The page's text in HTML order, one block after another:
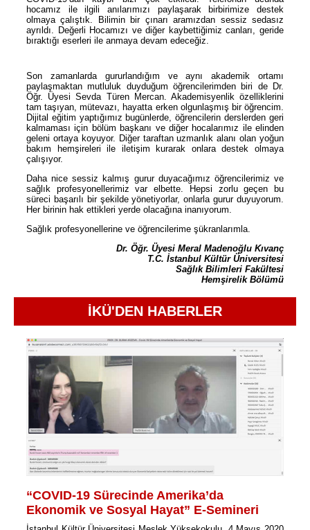
hocamız ile ilgili anılarımızı paylaşarak birbirimize destek
olmaya çalıştık. Bilimin bir çınarı aramızdan sessiz sedasız
ayrıldı. Değerli Hocamızı ve diğer kaybettiğimiz canları, geride
bıraktığı eserleri ile anmaya devam edeceğiz.
Son zamanlarda gururlandığım ve aynı akademik ortamı
paylaşmaktan mutluluk duyduğum öğrencilerimden biri de Dr.
Öğr. Üyesi Sevda Türen Mercan. Akademisyenlik özelliklerini
tam taşıyan, mütevazı, hayatta erken olgunlaşmış bir öğrencim.
Dijital eğitim yaptığımız bugünlerde, öğrencilerin derslerden geri
kalmaması için bölüm başkanı ve diğer hocalarımız ile elinden
geleni ortaya koyuyor. Diğer taraftan uzmanlık alanı olan yoğun
bakım hemşireleri ile iletişim kurarak onlara destek olmaya
çalışıyor.
Daha nice sessiz kalmış gurur duyacağımız öğrencilerimiz ve
sağlık profesyonellerimiz var elbette. Hepsi zorlu geçen bu
süreci başarılı bir şekilde yönetiyorlar, onlarla gurur duyuyorum.
Her birinin hak ettikleri yerde olacağına inanıyorum.
Sağlık profesyonellerine ve öğrencilerime şükranlarımla.
Dr. Öğr. Üyesi Meral Madenoğlu Kıvanç
T.C. İstanbul Kültür Üniversitesi
Sağlık Bilimleri Fakültesi
Hemşirelik Bölümü
İKÜ'DEN HABERLER
“COVID-19 Sürecinde Amerika’da
Ekonomik ve Sosyal Hayat” E-Semineri